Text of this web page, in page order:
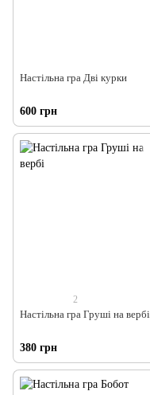
Настільна гра Дві курки
600 грн
2
Настільна гра Груші на вербі
380 грн